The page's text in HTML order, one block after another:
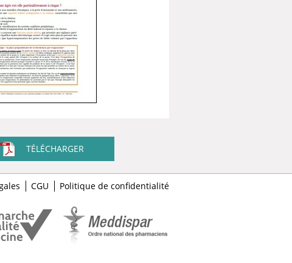
TÉLÉCHARGER
CGU Politique de confidentialité